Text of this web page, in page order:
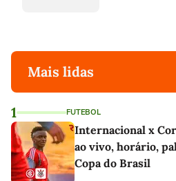
Mais lidas
1 FUTEBOL
Internacional x
ao vivo, horário,
Copa do Brasil